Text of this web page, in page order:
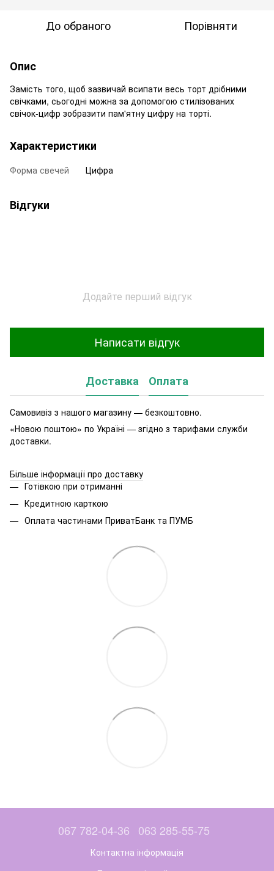
До обраного Порівняти
Опис
Замість того, щоб зазвичай всипати весь торт дрібними
свічками, сьогодні можна за допомогою стилізованих
свічок-цифр зобразити пам'ятну цифру на торті.
Характеристики
Форма свечей Цифра
Відгуки
Додайте перший відгук
Написати відгук
Доставка Оплата
Самовивіз з нашого магазину — безкоштовно.
«Новою поштою» по Україні — згідно з тарифами служби
доставки.
Більше інформації про доставку
Готівкою при отриманні
Кредитною карткою
Оплата частинами ПриватБанк та ПУМБ
067 782-04-36 063 285-55-75
Контактна інформація